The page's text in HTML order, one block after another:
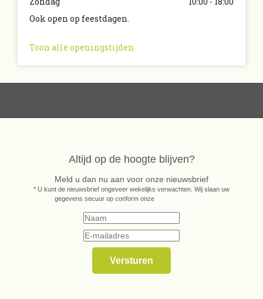
Ook open op feestdagen.
Toon alle openingstijden
Altijd op de hoogte blijven?
Meld u dan nu aan voor onze nieuwsbrief
* U kunt de nieuwsbrief ongeveer wekelijks verwachten. Wij slaan uw
gegevens secuur op conform onze